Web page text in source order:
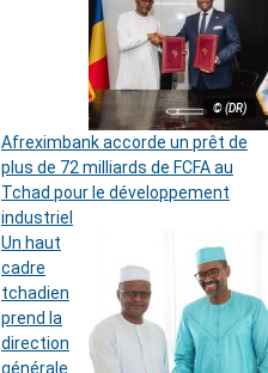
© (DR)
Afreximbank accorde un prêt de
plus de 72 milliards de FCFA au
Tchad pour le développement
industriel
Un haut
cadre
tchadien
prend la
direction
générale